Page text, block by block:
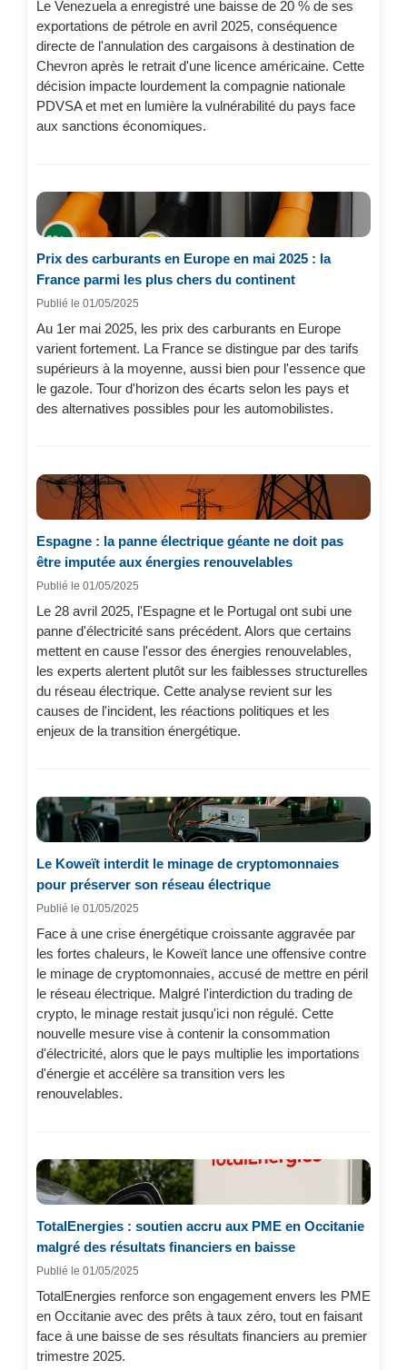
Le Venezuela a enregistré une baisse de 20 % de ses
exportations de pétrole en avril 2025, conséquence
directe de l'annulation des cargaisons à destination de
Chevron après le retrait d'une licence américaine. Cette
décision impacte lourdement la compagnie nationale
PDVSA et met en lumière la vulnérabilité du pays face
aux sanctions économiques.
Prix des carburants en Europe en mai 2025 : la
France parmi les plus chers du continent
Publié le 01/05/2025
Au 1er mai 2025, les prix des carburants en Europe
varient fortement. La France se distingue par des tarifs
supérieurs à la moyenne, aussi bien pour l'essence que
le gazole. Tour d'horizon des écarts selon les pays et
des alternatives possibles pour les automobilistes.
Espagne : la panne électrique géante ne doit pas
être imputée aux énergies renouvelables
Publié le 01/05/2025
Le 28 avril 2025, l'Espagne et le Portugal ont subi une
panne d'électricité sans précédent. Alors que certains
mettent en cause l'essor des énergies renouvelables,
les experts alertent plutôt sur les faiblesses structurelles
du réseau électrique. Cette analyse revient sur les
causes de l'incident, les réactions politiques et les
enjeux de la transition énergétique.
Le Koweït interdit le minage de cryptomonnaies
pour préserver son réseau électrique
Publié le 01/05/2025
Face à une crise énergétique croissante aggravée par
les fortes chaleurs, le Koweït lance une offensive contre
le minage de cryptomonnaies, accusé de mettre en péril
le réseau électrique. Malgré l'interdiction du trading de
crypto, le minage restait jusqu'ici non régulé. Cette
nouvelle mesure vise à contenir la consommation
d'électricité, alors que le pays multiplie les importations
d'énergie et accélère sa transition vers les
renouvelables.
TotalEnergies : soutien accru aux PME en Occitanie
malgré des résultats financiers en baisse
Publié le 01/05/2025
TotalEnergies renforce son engagement envers les PME
en Occitanie avec des prêts à taux zéro, tout en faisant
face à une baisse de ses résultats financiers au premier
trimestre 2025.